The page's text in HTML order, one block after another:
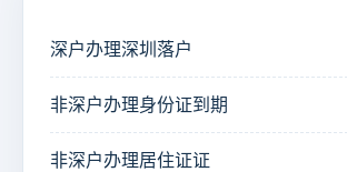
深户办理深圳落户
非深户办理身份证到期
非深户办理居住证证